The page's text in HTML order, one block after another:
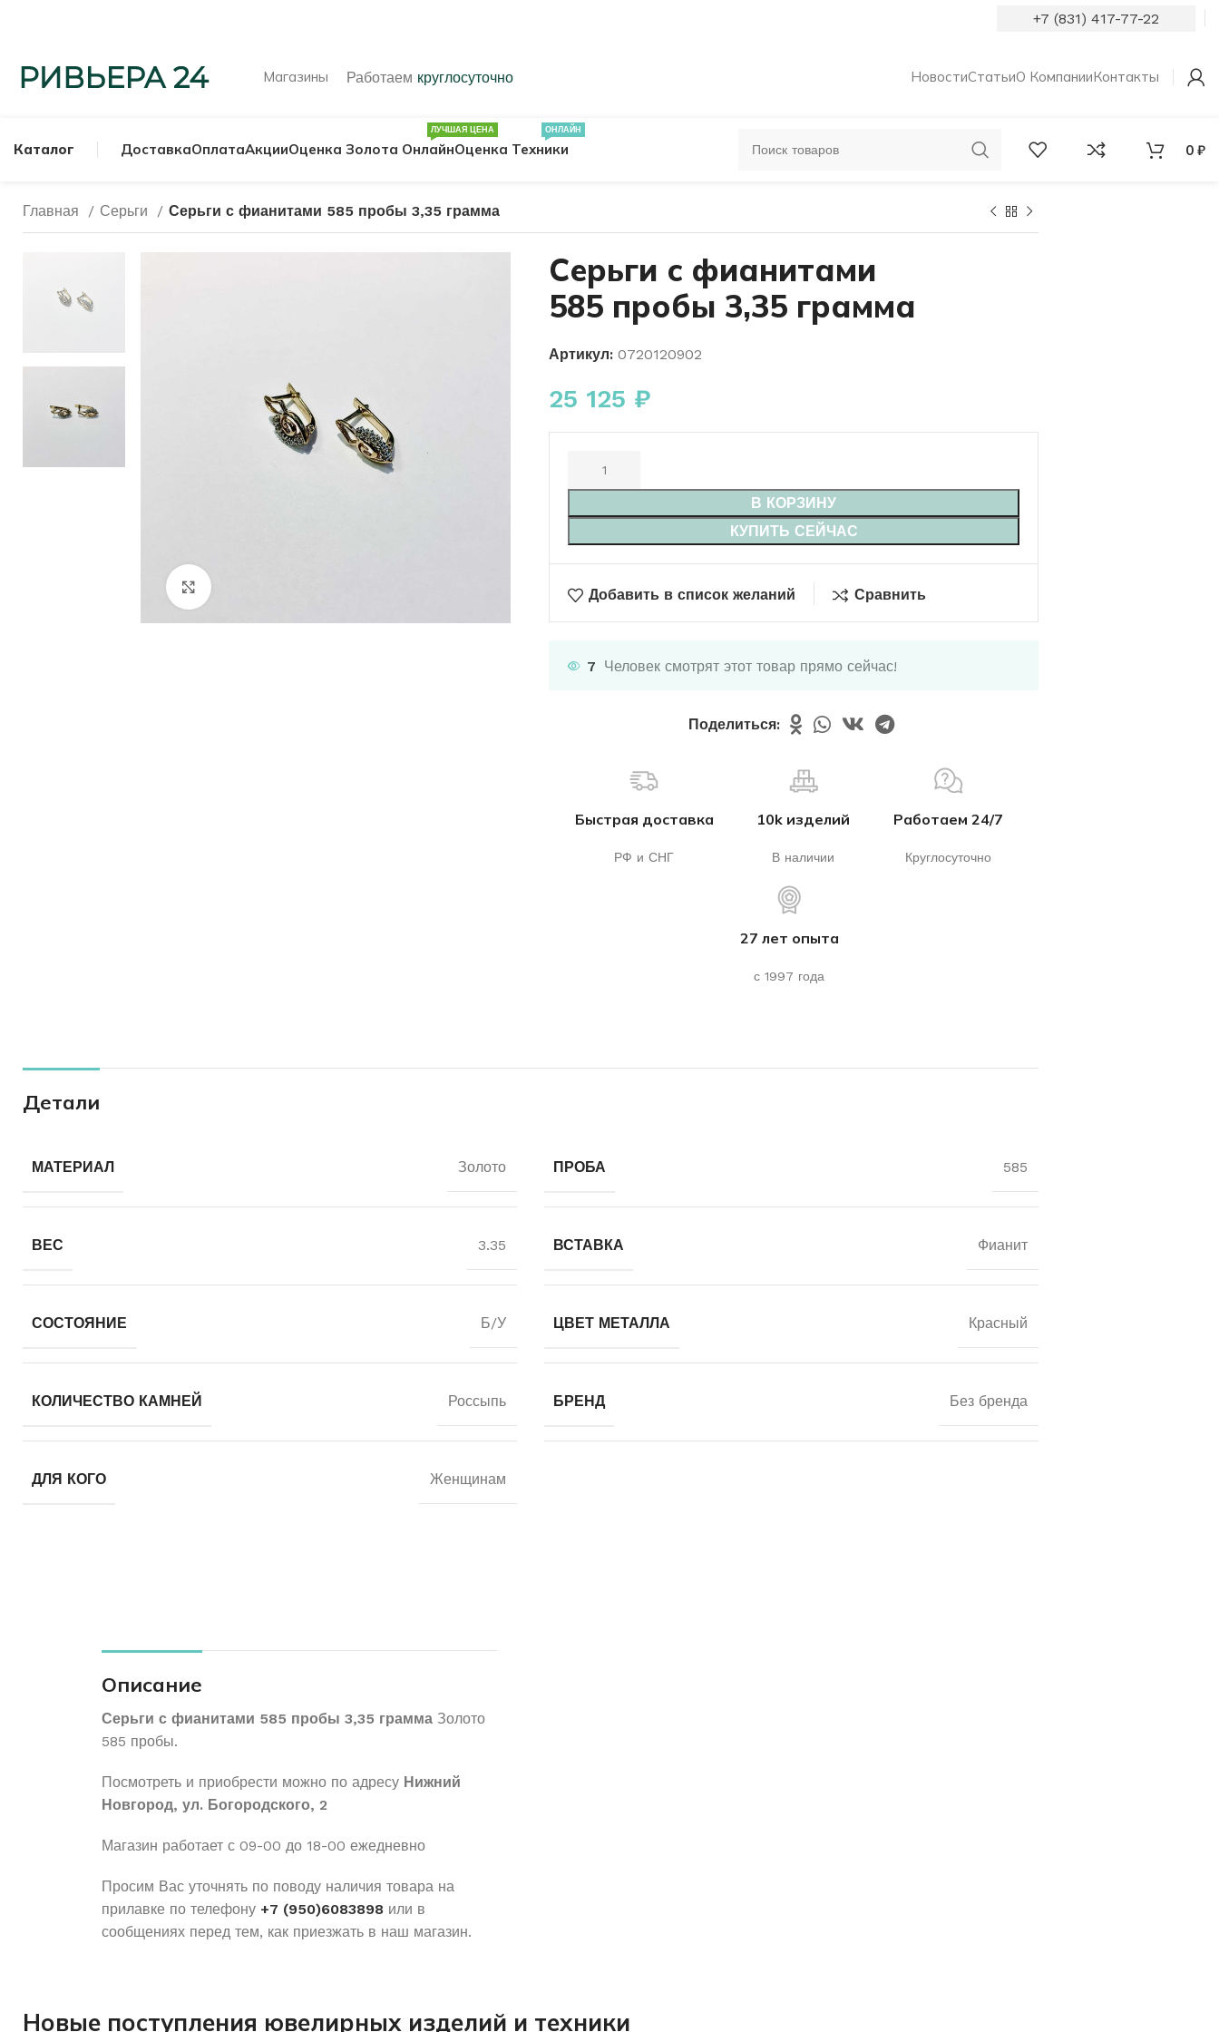
+7 (831) 417-77-22
Магазины Работаем круглосуточно НовостиСтатьиО КомпанииКонтакты
Каталог
МУЖСКИЕ КОЛЬЦА ПЕЧАТКИ КОЛЬЦА 583 ПРОБЫ
ОБРУЧАЛЬНЫЕ
КОЛЬЦА С
ДоставкаОплатаАкцииОценка Золота Онлайн
ЛУЧШАЯ ЦЕНА
Оценка Техники
ОНЛАЙН
0 ₽
Главная Серьги Серьги с фианитами 585 пробы 3,35 грамма
Нажмите, чтобы увеличить
Серьги с фианитами
585 пробы 3,35 грамма
Артикул: 0720120902
25 125 ₽
В КОРЗИНУ
КУПИТЬ СЕЙЧАС
Добавить в список желаний Сравнить
7 Человек смотрят этот товар прямо сейчас!
Поделиться:
Быстрая доставка
РФ и СНГ
10k изделий
В наличии
Работаем 24/7
Круглосуточно
27 лет опыта
с 1997 года
Детали
МАТЕРИАЛ Золото ПРОБА 585
ВЕС 3.35 ВСТАВКА Фианит
СОСТОЯНИЕ Б/У ЦВЕТ МЕТАЛЛА Красный
КОЛИЧЕСТВО КАМНЕЙ Россыпь БРЕНД Без бренда
ДЛЯ КОГО Женщинам
Описание
Серьги с фианитами 585 пробы 3,35 грамма Золото
585 пробы.
Посмотреть и приобрести можно по адресу Нижний
Новгород, ул. Богородского, 2
Магазин работает с 09-00 до 18-00 ежедневно
Просим Вас уточнять по поводу наличия товара на
прилавке по телефону +7 (950)6083898 или в
сообщениях перед тем, как приезжать в наш магазин.
Новые поступления ювелирных изделий и техники